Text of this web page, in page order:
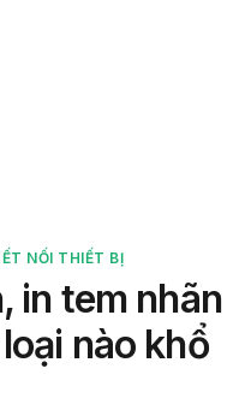
NỐI THIẾT BỊ
in tem nhãn
nào khổ